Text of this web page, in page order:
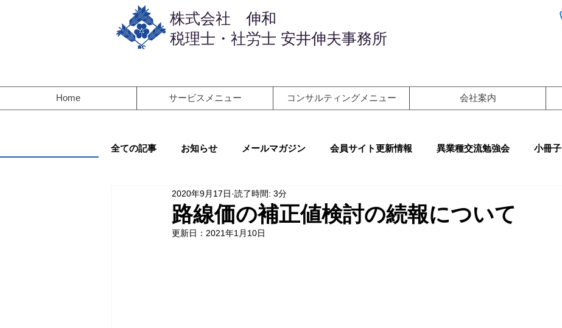
​株式会社 伸和
税理士・社労士 安井伸夫事務所
Home サービスメニュー コンサルティングメニュー 会社案内
全ての記事 お知らせ メールマガジン 会員サイト更新情報 異業種交流勉強会 小冊子
路線価の補正値検討の続報について
2020年9月17日 読了時間: 3分
更新日： 2021年1月10日